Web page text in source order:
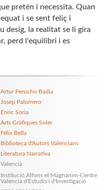
pretén i necessita. Quan
i se sent feliç i
desig, la realitat se li gira
perd l'equilibri i es
Artur Perucho Badia
Josep Palomero
Enric Sòria
Arts Gràfiques Soler
Fèlix Bella
Biblioteca d'Autors Valencians
Literatura Narrativa
Valencià
Institució Alfons el Magnànim-Centre
Valencià d'Estudis i d'Investigació